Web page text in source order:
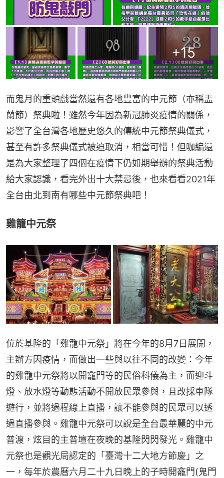
+15
而鬼月的重頭戲當然還有各地豐富的中元節（亦稱盂
蘭節）祭典啦！雖然今年因為新冠肺炎疫情的關係，
影響了全台灣各地歷史悠久的傳統中元節祭典儀式，
甚至有許多祭典儀式被迫取消，相當可惜！但咖編還
是為大家整理了四個在疫情下仍如期舉辦的祭典活動
給大家認識，看完外出十大禁忌後，也來看看2021年
全台由北到南有哪些中元節祭典吧！
雞籠中元祭
位於基隆的「雞籠中元祭」將在今年的8月7日展開，
主辦方因疫情，而做出一些與以往不同的改變：今年
的雞籠中元祭將以開龕門等的民俗科儀為主，而迎斗
燈、放水燈等動態活動不開放民眾參與，且改採車隊
遊行，並將過程線上直播，讓不能參與的民眾可以透
過直播參與。雞籠中元祭可以說是全台最華麗的中元
普渡，炫目的主普壇在夜晚的基隆閃閃發光。雞籠中
元祭也是觀光局認定的「臺灣十二大地方節慶」之
一，每年於農曆六月二十九日晚上的子時開龕門(鬼門